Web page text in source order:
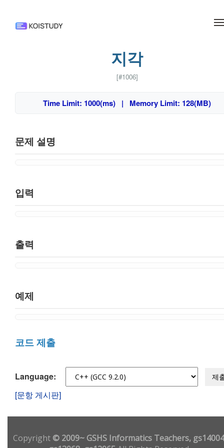
지각
[#1006]
Time Limit: 1000(ms) | Memory Limit: 128(MB)
문제 설명
입력
출력
예제
코드 제출
Language: 제
[문항 게시판]
Copyright© 2009~ GSHS Informatics Teachers,